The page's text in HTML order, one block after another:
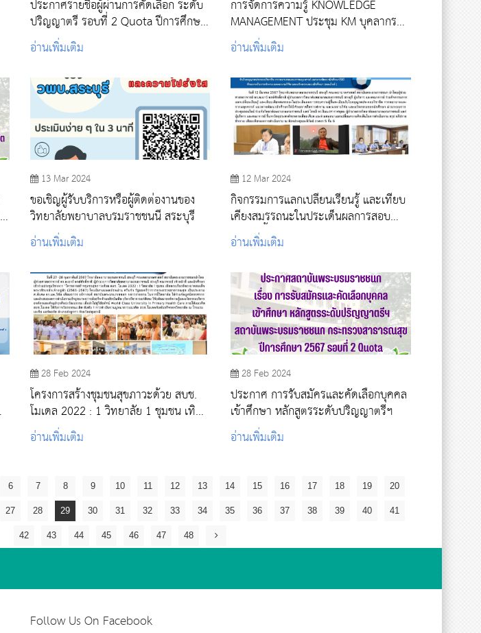
ประกาศรายชื่อผู้ผ่านการคัดเลือก ระดับ
ปริญญาตรี รอบที่ 2 Quota ปีการศึกษา
2567
อ่านเพิ่มเติม
การจัดการความรู้ KNOWLEDGE
MANAGEMENT ประชุม KM บุคลากร
สายสนับสนุน
อ่านเพิ่มเติม
13 Mar 2024
ขอเชิญผู้รับบริการหรือผู้ติดต่องานของ
วิทยาลัยพยาบาลบรมราชชนนี สระบุรี
อ่านเพิ่มเติม
12 Mar 2024
กิจกรรมการแลกเปลี่ยนเรียนรู้ และเทียบ
เคียงสมรรถนะในประเด็นผลการสอบ
ความรู้ขึ้นทะเบียนรับใบอนุญาตประกอบ
วิชาชีพ การพยาบาลและการผดุงครรภ์
การทำงาน และผลงานวิจัย และ
นวัตกรรมของนักศึกษา (ออนไลน์ )
อ่านเพิ่มเติม
28 Feb 2024
โครงการสร้างชุมชนสุขภาวะด้วย สบช.
โมเดล 2022 : 1 วิทยาลัย 1 ชุมชน เทิด
พระเกียรติพระบาทสมเด็จพระวชิรเกล้า
เจ้าอยู่หัว (2565 - 2567) วิทยาลัย
อ่านเพิ่มเติม
28 Feb 2024
ประกาศ การรับสมัครและคัดเลือกบุคคล
เข้าศึกษา หลักสูตรระดับปริญญาตรีฯ
อ่านเพิ่มเติม
6 7 8 9 10 11 12 13 14 15 16 17 18 19 20
27 28 29 30 31 32 33 34 35 36 37 38 39 40 41
42 43 44 45 46 47 48
Follow Us On Facebook